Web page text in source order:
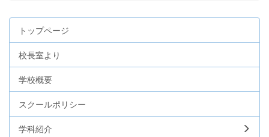
トップページ
校長室より
学校概要
スクールポリシー
学科紹介